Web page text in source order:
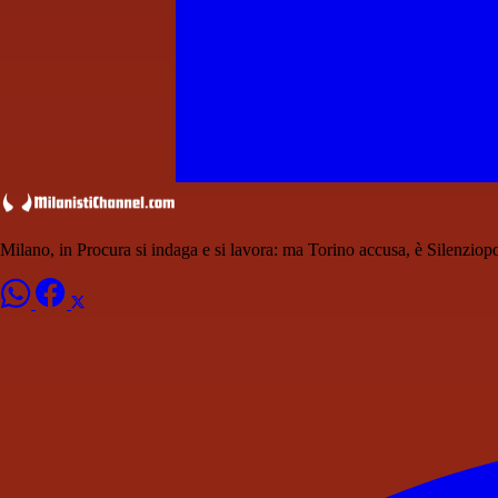
Milano, in Procura si indaga e si lavora: ma Torino accusa, è